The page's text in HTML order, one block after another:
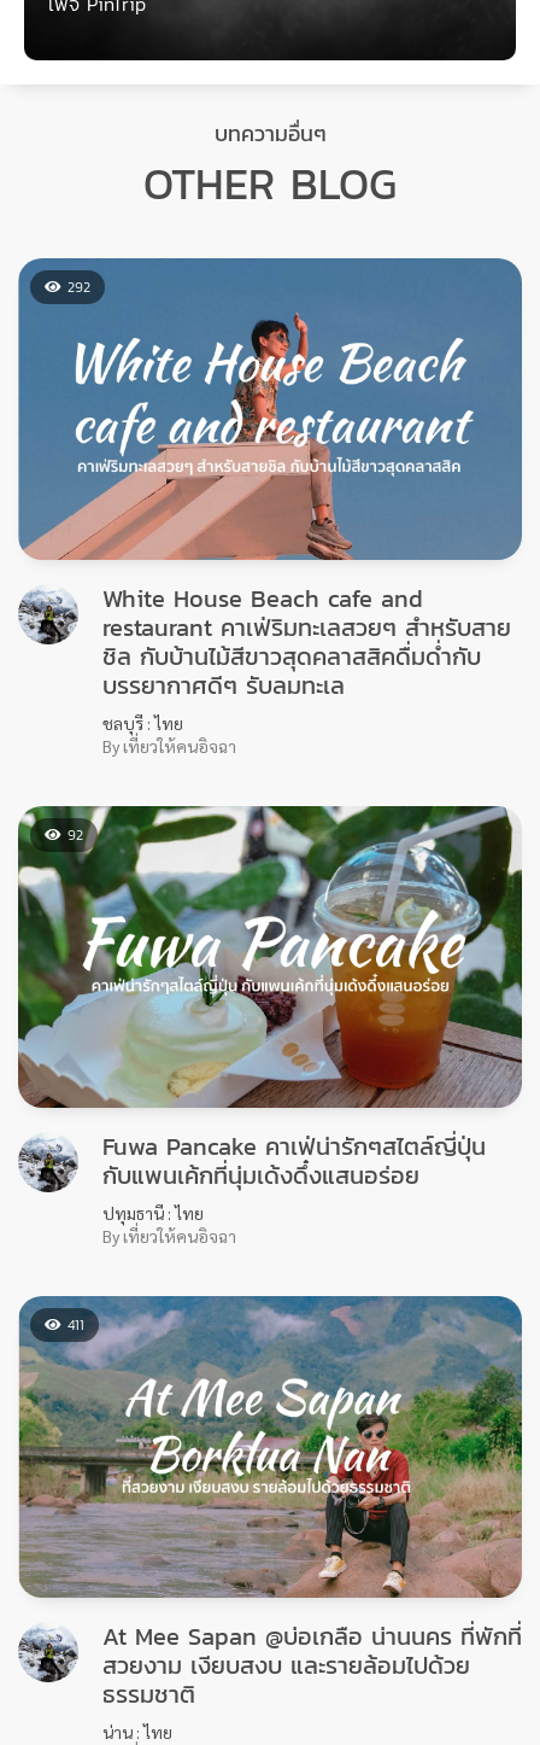
เขียนโดย เที่ยวให้คนอิจฉา
มนุษย์เงินเดือน ที่มีความฝันอยากไปถ่ายรูปรอบโลก ผจญภัย ดำน้ำ
เรียบเรียงโดย PinTrip
07/06/2021
ไลฟ์สไตล์ท่องเที่ยว.. ของคนรุ่นใหม่
หากคุณชอบรีวิวของเรา
ติดตามเราเพื่อรับชมรีวิวดีๆ ได้ทุกสัปดาห์ เพียงกด Like
เพจ PinTrip
บทความอื่นๆ
OTHER BLOG
292
White House Beach cafe and
restaurant คาเฟ่ริมทะเลสวยๆ สำหรับสาย
ชิล กับบ้านไม้สีขาวสุดคลาสสิคดื่มด่ำกับ
บรรยากาศดีๆ รับลมทะเล
By เที่ยวให้คนอิจฉา
Fuwa Pancake คาเฟ่น่ารักๆสไตล์ญี่ปุ่น
กับแพนเค้กที่นุ่มเด้งดึ๋งแสนอร่อย